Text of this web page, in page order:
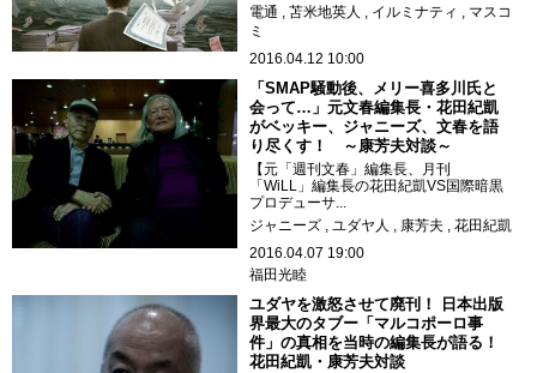
電通
苫米地英人 イルミナティ
マスコ
ミ
2016.04.12 10:00
「SMAP騒動後、メリー喜多川氏と
会って…」元文春編集長・花田紀凱
がベッキー、ジャニーズ、文春を語
り尽くす！ ～康芳夫対談～
【元「週刊文春」編集長、月刊
「WiLL」編集長の花田紀凱VS国際暗黒
プロデューサ...
ジャニーズ
ユダヤ人 康芳夫
花田紀凱
2016.04.07 19:00
福田光睦
ユダヤを激怒させて廃刊！ 日本出版
界最大のタブー「マルコポーロ事
件」の真相を当時の編集長が語る！
花田紀凱・康芳夫対談